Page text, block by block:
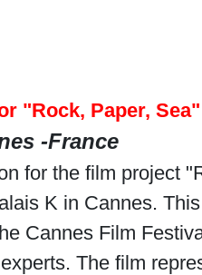
"Rock, Paper,
-France
for the film project
K in Cannes.
Cannes Film
The film